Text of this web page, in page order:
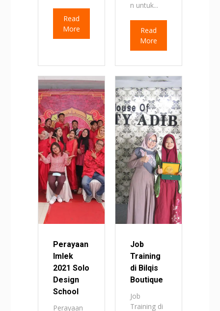
Read
More
n untuk...
Read
More
Perayaan
Imlek
2021 Solo
Design
School
Perayaan
Job
Training
di Bilqis
Boutique
Job
Training di